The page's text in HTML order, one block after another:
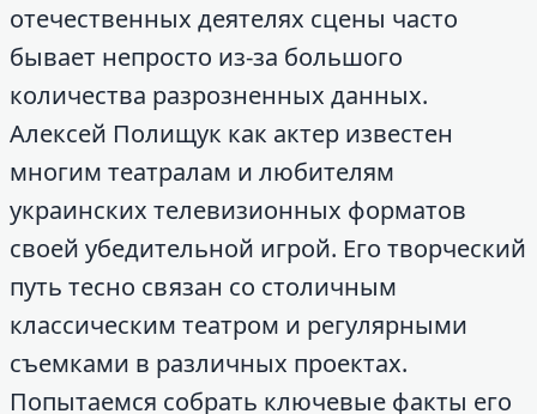
отечественных деятелях сцены часто
бывает непросто из-за большого
количества разрозненных данных.
Алексей Полищук как актер известен
многим театралам и любителям
украинских телевизионных форматов
своей убедительной игрой. Его творческий
путь тесно связан со столичным
классическим театром и регулярными
съемками в различных проектах.
Попытаемся собрать ключевые факты его